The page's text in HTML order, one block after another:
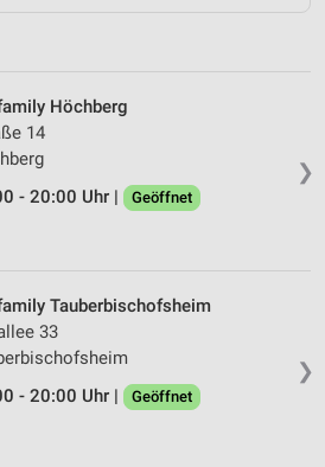
❯
Höchberg
14
- 20:00 Uhr |
Geöffnet
❯
Tauberbischofsheim
33
- 20:00 Uhr |
Geöffnet